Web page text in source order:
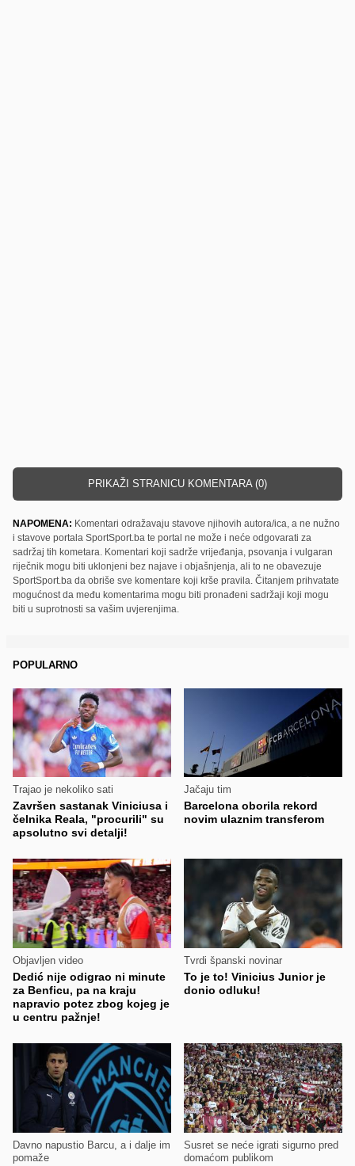
PRIKAŽI STRANICU KOMENTARA (0)
NAPOMENA: Komentari odražavaju stavove njihovih autora/ica, a ne nužno
i stavove portala SportSport.ba te portal ne može i neće odgovarati za
sadržaj tih kometara. Komentari koji sadrže vrijeđanja, psovanja i vulgaran
riječnik mogu biti uklonjeni bez najave i objašnjenja, ali to ne obavezuje
SportSport.ba da obriše sve komentare koji krše pravila. Čitanjem prihvatate
mogućnost da među komentarima mogu biti pronađeni sadržaji koji mogu
biti u suprotnosti sa vašim uvjerenjima.
POPULARNO
Trajao je nekoliko sati
Završen sastanak Viniciusa i
čelnika Reala, "procurili" su
apsolutno svi detalji!
Jačaju tim
Barcelona oborila rekord
novim ulaznim transferom
Objavljen video
Dedić nije odigrao ni minute
za Benficu, pa na kraju
napravio potez zbog kojeg je
u centru pažnje!
Tvrdi španski novinar
To je to! Vinicius Junior je
donio odluku!
Davno napustio Barcu, a i dalje im
pomaže
Susret se neće igrati sigurno pred
domaćom publikom